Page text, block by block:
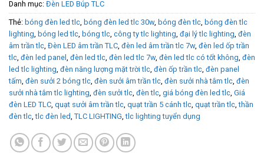
Danh mục: Đèn LED Búp TLC
Thẻ: bóng đèn led tlc, bóng đèn led tlc 30w, bóng đèn tlc, bóng đèn tlc
lighting, bóng led tlc, bóng tlc, công ty tlc lighting, đại lý tlc lighting, đèn
âm trần tlc, Đèn LED âm trần TLC, đèn led âm trần tlc 7w, đèn led ốp trần
tlc, đèn led panel , đèn led tlc, đèn led tlc 7w, đèn led tlc có tốt không, đèn
led tlc lighting, đèn năng lượng mặt trời tlc, đèn ốp trần tlc, đèn panel
tấm, đèn sưởi 2 bóng tlc, đèn sưởi âm trần tlc, đèn sưởi nhà tắm tlc, đèn
sưởi nhà tắm tlc lighting, đèn sưởi tlc, đèn tlc, giá bóng đèn led tlc, Giá
đèn LED TLC, quạt sưởi âm trần tlc, quạt trần 5 cánh tlc, quạt trần tlc,thần
đèn tlc,tlc đèn led, TLC LIGHTING,tlc lighting tuyển dụng